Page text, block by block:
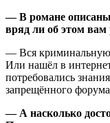
— В романе
вряд ли об этом вам
— Вся криминальную
Или нашёл в
потребовались
запрещённого
— А насколько